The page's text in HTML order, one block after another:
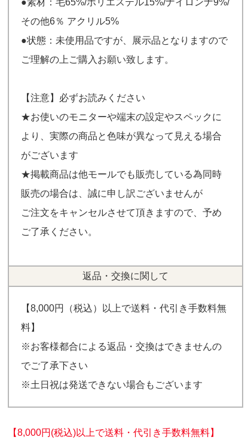
その他6％ アクリル5%
●状態：未使用品ですが、展示品となりますので
ご理解の上ご購入お願い致します。
【注意】必ずお読みください
★お使いのモニターや端末の設定やスペックに
より、実際の商品と色味が異なって見える場合
がございます
★掲載商品は他モールでも販売している為同時
販売の場合は、誠に申し訳ございませんが
ご注文をキャンセルさせて頂きますので、予め
ご了承ください。
返品・交換に関して
【8,000円（税込）以上で送料・代引き手数料無
料】
※お客様都合による返品・交換はできませんの
でご了承下さい
※土日祝は発送できない場合もございます
【8,000円(税込)以上で送料・代引き手数料無料】